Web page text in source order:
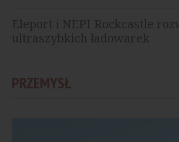
Eleport i NEPI Rockcastle
ultraszybkich ładowarek
PRZEMYSŁ